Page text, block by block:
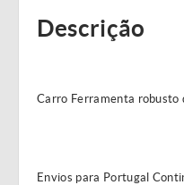
Descrição
Carro Ferramenta robusto
Envios para Portugal